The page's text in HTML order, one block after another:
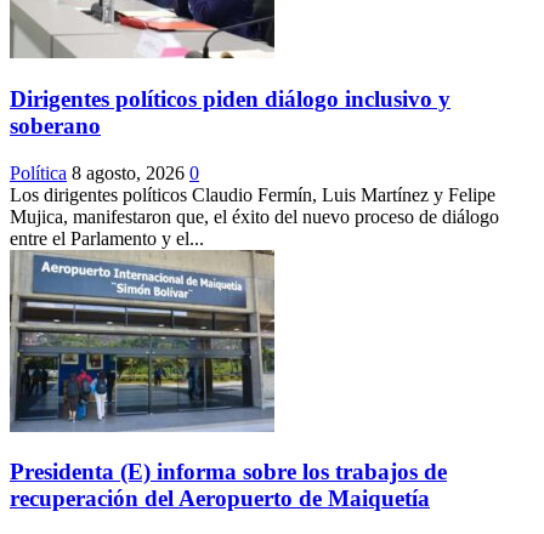
Dirigentes políticos piden diálogo inclusivo y
soberano
Política 8 agosto, 2026 0
Los dirigentes políticos Claudio Fermín, Luis Martínez y Felipe
Mujica, manifestaron que, el éxito del nuevo proceso de diálogo
entre el Parlamento y el...
Presidenta (E) informa sobre los trabajos de
recuperación del Aeropuerto de Maiquetía